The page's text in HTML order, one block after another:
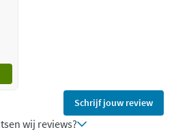
Schrijf jouw review
wij reviews?